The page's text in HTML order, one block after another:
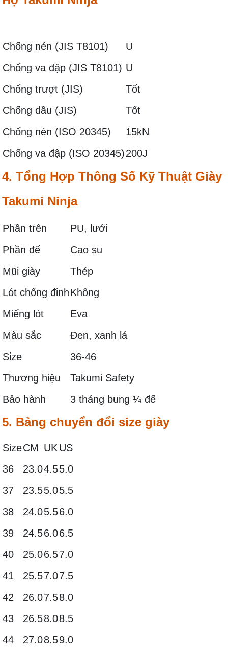
Chống nén (JIS T8101)
U
Chống va đập (JIS T8101) U
Chống trượt (JIS)
Tốt
Chống dầu (JIS)
Tốt
Chống nén (ISO 20345)
15kN
Chống va đập (ISO 20345)200J
4. Tổng Hợp Thông Số Kỹ Thuật Giày
Takumi Ninja
Phần trên
PU, lưới
Phần đế
Cao su
Mũi giày
Thép
Lót chống đinhKhông
Miếng lót
Eva
Màu sắc
Đen, xanh lá
Size
36-46
Thương hiệu
Takumi Safety
Bảo hành
3 tháng bung ¼ đế
5. Bảng chuyển đổi size giày
SizeCM UK US
36
23.04.55.0
37
23.55.05.5
38
24.05.56.0
39
24.56.06.5
40
25.06.57.0
41
25.57.07.5
42
26.07.58.0
43
26.58.08.5
44
27.08.59.0